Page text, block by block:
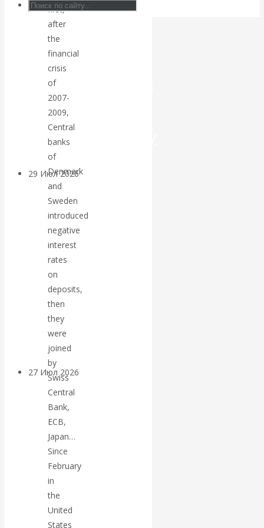
Искусственный
интеллект —
революционный
переход к
посткапитализму
29 Июл 2026Мировая
финансовая олигархия
Валентин
Катасонов.
«Мировые
ростовщики»:
вчера и сегодня
27 Июл 2026
валютная система
Валентин
КАтасонов.
«МЕТОД
ОТМЫВАНИЯ
first,
after
the
financial
crisis
of
2007-
2009,
Central
banks
of
Denmark
and
Sweden
introduced
negative
interest
rates
on
deposits,
then
they
were
joined
by
Swiss
Central
Bank,
ECB,
Japan…
Since
February
in
the
United
States